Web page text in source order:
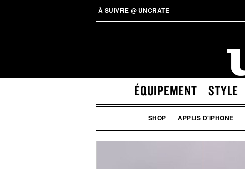
À SUIVRE @ UNCRATE
ÉQUIPEMENT STYLE
SHOP APPLIS D'IPHONE